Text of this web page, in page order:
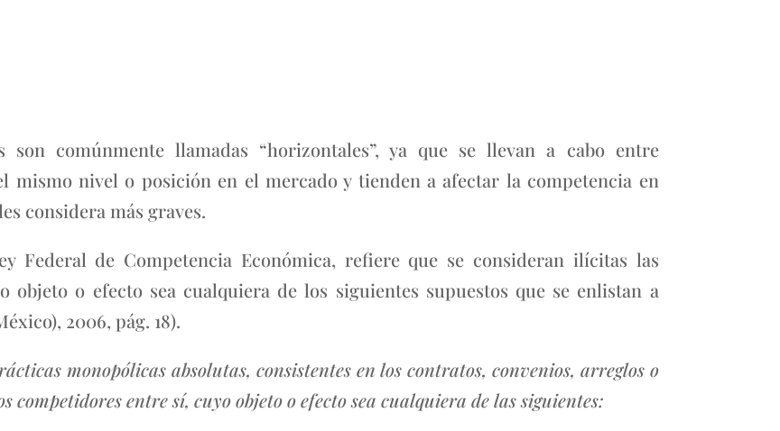
son comúnmente llamadas “horizontales”, ya que se llevan a cabo entre
mismo nivel o posición en el mercado y tienden a afectar la competencia en
considera más graves.
Federal de Competencia Económica, refiere que se consideran ilícitas las
objeto o efecto sea cualquiera de los siguientes supuestos que se enlistan a
2006, pág. 18).
monopólicas absolutas, consistentes en los contratos, convenios, arreglos o
competidores entre sí, cuyo objeto o efecto sea cualquiera de las siguientes: